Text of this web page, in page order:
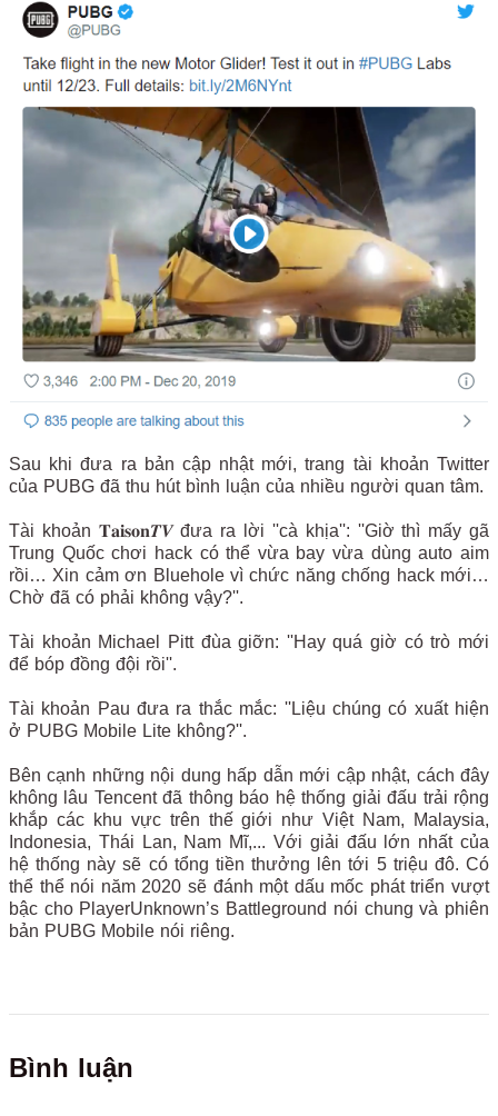
Sau khi đưa ra bản cập nhật mới, trang tài khoản Twitter
của PUBG đã thu hút bình luận của nhiều người quan tâm.
Tài khoản 𝐓𝐚𝐢𝐬𝐨𝐧𝑻𝑽 đưa ra lời ''cà khịa'': ''Giờ thì mấy gã
Trung Quốc chơi hack có thể vừa bay vừa dùng auto aim
rồi… Xin cảm ơn Bluehole vì chức năng chống hack mới…
Chờ đã có phải không vậy?''.
Tài khoản Michael Pitt đùa giỡn: ''Hay quá giờ có trò mới
để bóp đồng đội rồi''.
Tài khoản Pau đưa ra thắc mắc: ''Liệu chúng có xuất hiện
ở PUBG Mobile Lite không?''.
Bên cạnh những nội dung hấp dẫn mới cập nhật, cách đây
không lâu Tencent đã thông báo hệ thống giải đấu trải rộng
khắp các khu vực trên thế giới như Việt Nam, Malaysia,
Indonesia, Thái Lan, Nam Mĩ,... Với giải đấu lớn nhất của
hệ thống này sẽ có tổng tiền thưởng lên tới 5 triệu đô. Có
thể thể nói năm 2020 sẽ đánh một dấu mốc phát triển vượt
bậc cho PlayerUnknown’s Battleground nói chung và phiên
bản PUBG Mobile nói riêng.
Bình luận